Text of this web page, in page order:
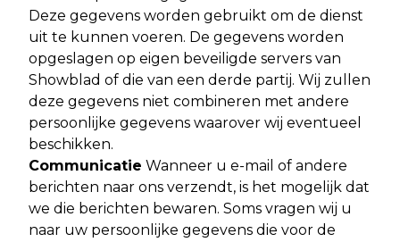
Deze gegevens worden gebruikt om de dienst
uit te kunnen voeren. De gegevens worden
opgeslagen op eigen beveiligde servers van
Showblad of die van een derde partij. Wij zullen
deze gegevens niet combineren met andere
persoonlijke gegevens waarover wij eventueel
beschikken.
Communicatie Wanneer u e-mail of andere
berichten naar ons verzendt, is het mogelijk dat
we die berichten bewaren. Soms vragen wij u
naar uw persoonlijke gegevens die voor de